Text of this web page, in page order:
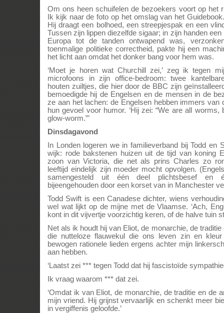
Om ons heen schuifelen de bezoekers voort op het
Ik kijk naar de foto op het omslag van het
Hij draagt een bolhoed, een streepjespak en een
Tussen zijn lippen diezelfde sigaar; in zijn handen
Europa tot de tanden ontwapend was,
toenmalige politieke correctheid, pakte hij een
het licht aan omdat het donker bang voor hem was.
‘Moet je horen wat Churchill zei,’ zeg ik tegen
microfoons in zijn office-bedroom: twee
houten zuiltjes, die hier door de BBC zijn
bemoedigde hij de Engelsen en de mensen in de
ze aan het lachen: de Engelsen hebben immers van
hun gevoel voor humor. ‘Hij zei: “We are all
glow-worm.”’
Dinsdagavond
In Londen logeren we in familieverband bij Todd en
wijk: rode bakstenen huizen uit de tijd van koning
zoon van Victoria, die net als prins Charles zo
leeftijd eindelijk zijn moeder mocht opvolgen.
samengesteld uit één deel plichtsbesef en
bijeengehouden door een korset van in Manchester
Todd Swift is een Canadese dichter, wiens
wel wat lijkt op de mijne met de Vlaamse. ‘Ach,
kont in dit vijvertje voorzichtig keren, of de halve tuin
Net als ik houdt hij van Eliot, de monarchie, de
die nutteloze flauwekul die ons leven zin en
bewogen rationele lieden ergens achter mijn
aan hebben.
‘Laatst zei *** tegen Todd dat hij fascistoïde
Ik vraag waarom *** dat zei.
‘Omdat ik van Eliot, de monarchie, de traditie en de
mijn vriend. Hij grijnst vervaarlijk en schenkt meer
in vergiffenis geloofde.’